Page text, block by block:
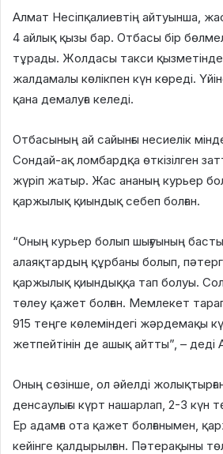
Алмат Несіпқалиевтің айтуынша,
4 айлық қызы бар. Отбасы бір
тұрады. Жолдасы такси
жалдамалы көлікпен күн көреді.
қана демалуға келеді.
Отбасының ай сайынғы несиелік
Сондай-ақ ломбардқа өткізілген
жүріп жатыр. Жас ананың курьер
қаржылық қиындық себеп болған.
“Оның курьер болып шығуының
алаяқтардың құрбаны болып,
қаржылық қиындыққа тап болуы.
төлеу қажет болған. Мемлекет
915 теңге көлеміндегі жәрдемақы
жетпейтінін де ашық айтты”, – деді
Оның сөзінше, ол әйелді жолықтырған
денсаулығы күрт нашарлап, 2-3 күн
Ер адамға ота қажет болғанымен,
кейінге қалдырылған. Пәтерақыны